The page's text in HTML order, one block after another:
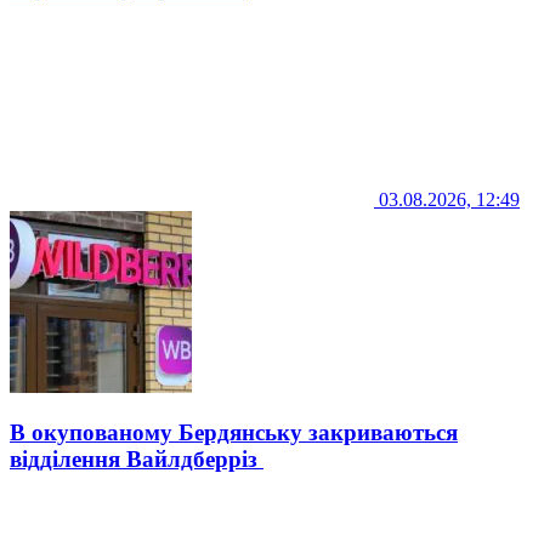
03.08.2026, 12:49
В окупованому Бердянську закриваються
відділення Вайлдберріз